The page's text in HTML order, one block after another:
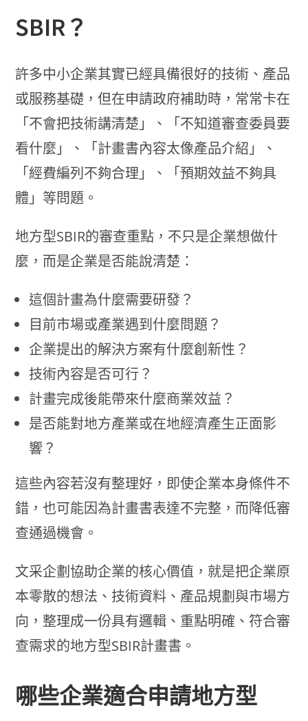
SBIR？
許多中小企業其實已經具備很好的技術、產品
或服務基礎，但在申請政府補助時，常常卡在
「不會把技術講清楚」、「不知道審查委員要
看什麼」、「計畫書內容太像產品介紹」、
「經費編列不夠合理」、「預期效益不夠具
體」等問題。
地方型SBIR的審查重點，不只是企業想做什
麼，而是企業是否能說清楚：
這個計畫為什麼需要研發？
目前市場或產業遇到什麼問題？
企業提出的解決方案有什麼創新性？
技術內容是否可行？
計畫完成後能帶來什麼商業效益？
是否能對地方產業或在地經濟產生正面影
響？
這些內容若沒有整理好，即使企業本身條件不
錯，也可能因為計畫書表達不完整，而降低審
查通過機會。
文采企劃協助企業的核心價值，就是把企業原
本零散的想法、技術資料、產品規劃與市場方
向，整理成一份具有邏輯、重點明確、符合審
查需求的地方型SBIR計畫書。
哪些企業適合申請地方型